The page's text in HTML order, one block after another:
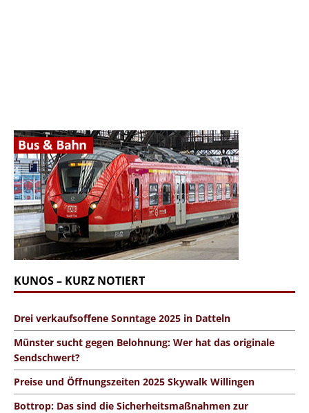
KUNOS – KURZ NOTIERT
Drei verkaufsoffene Sonntage 2025 in Datteln
Münster sucht gegen Belohnung: Wer hat das originale
Sendschwert?
Preise und Öffnungszeiten 2025 Skywalk Willingen
Bottrop: Das sind die Sicherheitsmaßnahmen zur